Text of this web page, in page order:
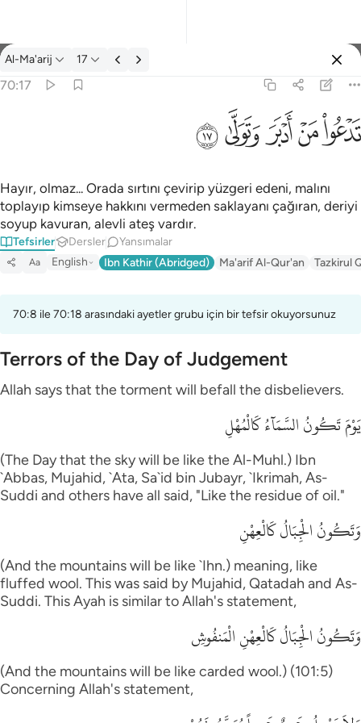
Tefsir: Al-Ma'arij 70:17
Al-Ma'arij 17
70:17
ﱢﱣﱤﱥﱦ
Hayır, olmaz... Orada sırtını çevirip yüzgeri edeni, malını
toplayıp kimseye hakkını vermeden saklayanı çağıran, deriyi
soyup kavuran, alevli ateş vardır.
Tefsirler Dersler Yansımalar
Aa English Ibn Kathir (Abridged) Ma'arif Al-Qur'an Tazkirul
70:8 ile 70:18 arasındaki ayetler grubu için bir tefsir okuyorsunuz
Terrors of the Day of Judgement
Allah says that the torment will befall the disbelievers.
يَوْمَ تَكُونُ السَّمَآءُ كَالْمُهْلِ
(The Day that the sky will be like the Al-Muhl.) Ibn
`Abbas, Mujahid, `Ata, Sa`id bin Jubayr, `Ikrimah, As-
Suddi and others have all said, "Like the residue of oil."
وَتَكُونُ الْجِبَالُ كَالْعِهْنِ
(And the mountains will be like `Ihn.) meaning, like
fluffed wool. This was said by Mujahid, Qatadah and As-
Suddi. This Ayah is similar to Allah's statement,
وَتَكُونُ الْجِبَالُ كَالْعِهْنِ الْمَنفُوشِ
(And the mountains will be like carded wool.) (101:5)
Concerning Allah's statement,